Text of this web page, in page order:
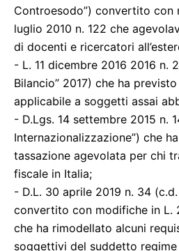
Controesodo”) convertito con
luglio 2010 n. 122 che
di docenti e ricercatori
- L. 11 dicembre 2016 2016 n.
Bilancio” 2017) che ha
applicabile a soggetti assai
- D.Lgs. 14 settembre 2015 n.
Internazionalizzazione”) che
tassazione agevolata per chi
fiscale in Italia;
- D.L. 30 aprile 2019 n. 34
convertito con modifiche in L.
che ha rimodellato alcuni
soggettivi del suddetto